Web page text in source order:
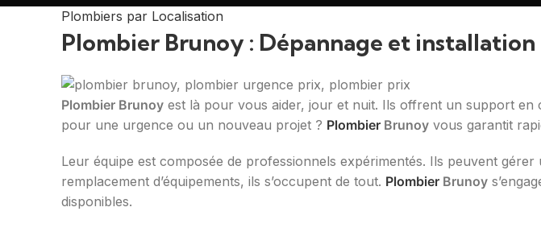
Plombiers par Localisation
Plombier Brunoy : Dépannage et
Plombier Brunoy est là pour vous aider, jour et nuit. Ils offrent un support en
pour une urgence ou un nouveau projet ? Plombier Brunoy vous garantit
Leur équipe est composée de professionnels expérimentés. Ils peuvent gérer
remplacement d’équipements, ils s’occupent de tout. Plombier Brunoy
disponibles.